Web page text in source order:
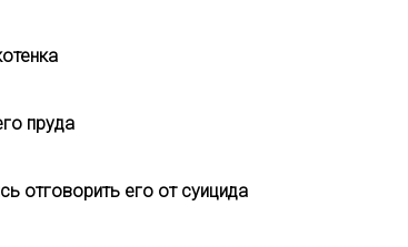
пруда
отговорить его от суицида